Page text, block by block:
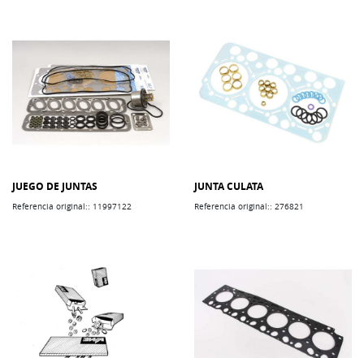
JUEGO DE JUNTAS
Referencia original:: 11997122
JUNTA CULATA
Referencia original:: 276821